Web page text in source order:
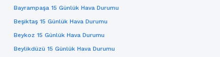
Bayrampaşa 15 Günlük Hava Durumu
Beşiktaş 15 Günlük Hava Durumu
Beykoz 15 Günlük Hava Durumu
Beylikdüzü 15 Günlük Hava Durumu